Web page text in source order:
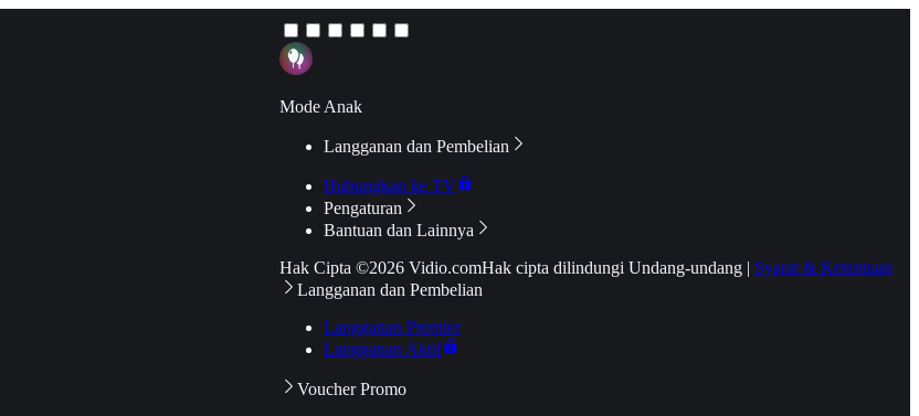
Mode Anak
Langganan dan Pembelian
Hubungkan ke TV
Pengaturan
Bantuan dan Lainnya
Hak Cipta ©2026 Vidio.comHak cipta dilindungi Undang-undang | Syarat & Ketentuan
Langganan dan Pembelian
Langganan Premier
Langganan Aktif
Voucher Promo